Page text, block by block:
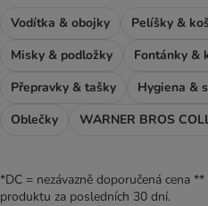
Vodítka & obojky Pelíšky &
Misky & podložky
Fontánky &
Přepravky & tašky
Hygiena &
Oblečky
WARNER BROS
*DC = nezávazně doporučená cena
produktu za posledních 30 dní.